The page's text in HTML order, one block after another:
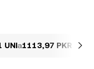
UNIa1113,97 PKR